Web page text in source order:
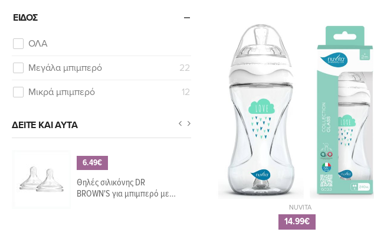
ΕΊΔΟΣ
ΟΛΑ
Μεγάλα μπιμπερό 22
Μικρά μπιμπερό 12
ΔΕΊΤΕ ΚΑΙ ΑΥΤΆ
6.49€
Θηλές σιλικόνης DR
BROWN'S για μπιμπερό με
6.99€
Βούρτσα καθαρισμού
μπιμπερό DR BROWN'S,
χρώμα πορτοκαλί
NUVITA
14.99€